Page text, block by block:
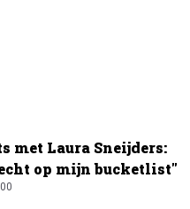
met Laura Sneijders:
op mijn bucketlist"